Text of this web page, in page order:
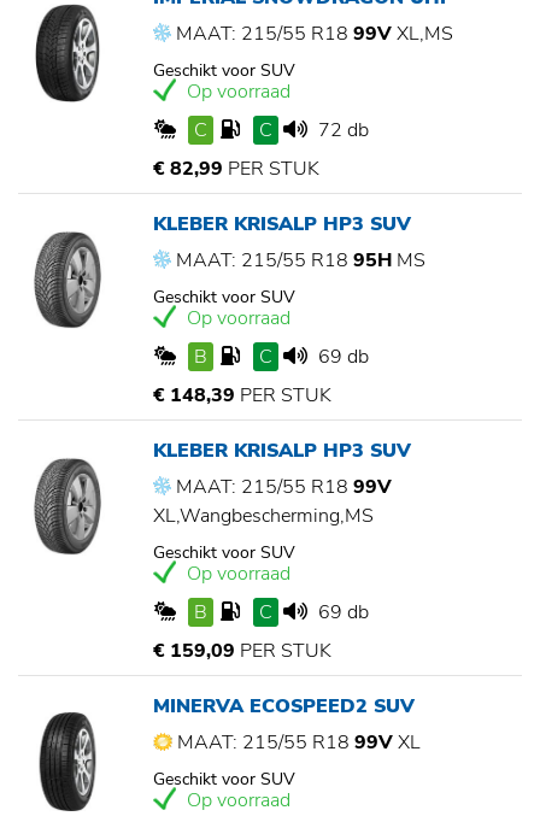
MAAT: 215/55 R18 99VXL,MS
Geschikt voor SUV
Op voorraad
C
C
72 db
€ 82,99 PER STUK
KLEBER KRISALP HP3 SUV
MAAT: 215/55 R18 95H MS
Geschikt voor SUV
Op voorraad
B
C
69 db
€ 148,39 PER STUK
KLEBER KRISALP HP3 SUV
MAAT: 215/55 R18 99V
XL,Wangbescherming,MS
Geschikt voor SUV
Op voorraad
B
C
69 db
€ 159,09 PER STUK
MINERVA ECOSPEED2 SUV
MAAT: 215/55 R18 99VXL
Geschikt voor SUV
Op voorraad